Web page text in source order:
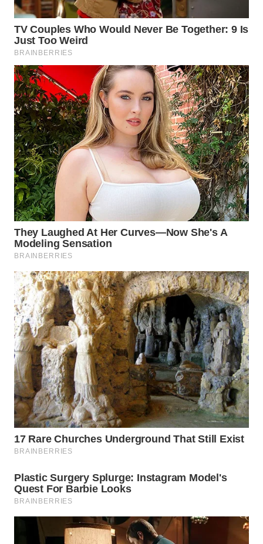
INDRAMAYU
WN
KUNINGAN
WN
MAJALENGKA
WN
SUBANG
WN
SUKABUMI
WN
PURWAKARTA
WN
TIMUR
WN
SEMARANG
WN
SOLO
WN
BOROBUDUR
WN
MADURA
WN
SURABAYA
WN
NATUNA